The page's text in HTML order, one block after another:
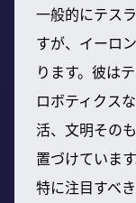
一般的にテス
すが、イーロ
ります。彼は
ロボティクス
活、文明その
置づけています
特に注目すべ